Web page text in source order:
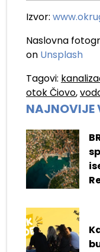
Izvor:
Naslovna
on Unsplash
Tagovi:
otok Čiovo,
NAJNOVIJE